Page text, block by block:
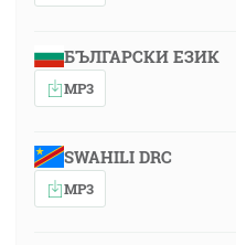
БЪЛГАРСКИ ЕЗИК
MP3
SWAHILI DRC
MP3